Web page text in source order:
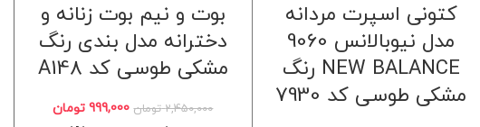
کتونی اسپرت مردانه
مدل نیوبالانس 9060
NEW BALANCE رنگ
مشکی طوسی کد 7930
بوت و نیم بوت زنانه و
دخترانه مدل بندی رنگ
مشکی طوسی کد A148
2,450,000 تومان 999,000 تومان